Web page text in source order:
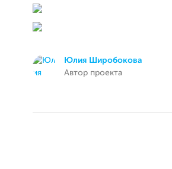
Юлия Широбокова
Автор проекта